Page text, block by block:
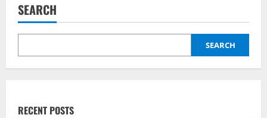
t
i
o
SEARCH
SEARCH
RECENT POSTS